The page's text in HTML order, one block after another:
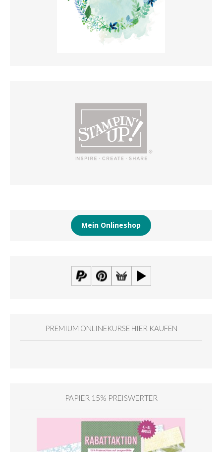
Mein Onlineshop
PREMIUM ONLINEKURSE HIER KAUFEN
PAPIER 15% PREISWERTER